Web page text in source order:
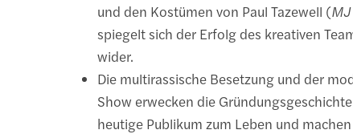
und den Kostümen von Paul Tazewell (
spiegelt sich der Erfolg des kreativen
wider.
Die multirassische Besetzung und der
Show erwecken die
heutige Publikum zum Leben und